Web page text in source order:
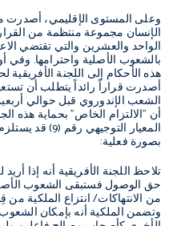
وعلى المستوى الإقليمي، أصدرت
الإنسان مجموعة منتظمة من
الواحد والعشرين والتي تقتضي
هذه الأحكام إلى اللجنة
أصدرت قراراً رائداً يتطلب أن
الشعب الإندوروي قبل حوالي
أن "الالتزام الخاص" بحماية هذه
المعيار
بصورة فعلية:
تلاحظ اللجنة الأفريقية أنه إذا
حق الوصول فستبقى الشعوب
من الانتهاكات/ انتزاع الملكية
وتضمن الملكية أنه بإمكان